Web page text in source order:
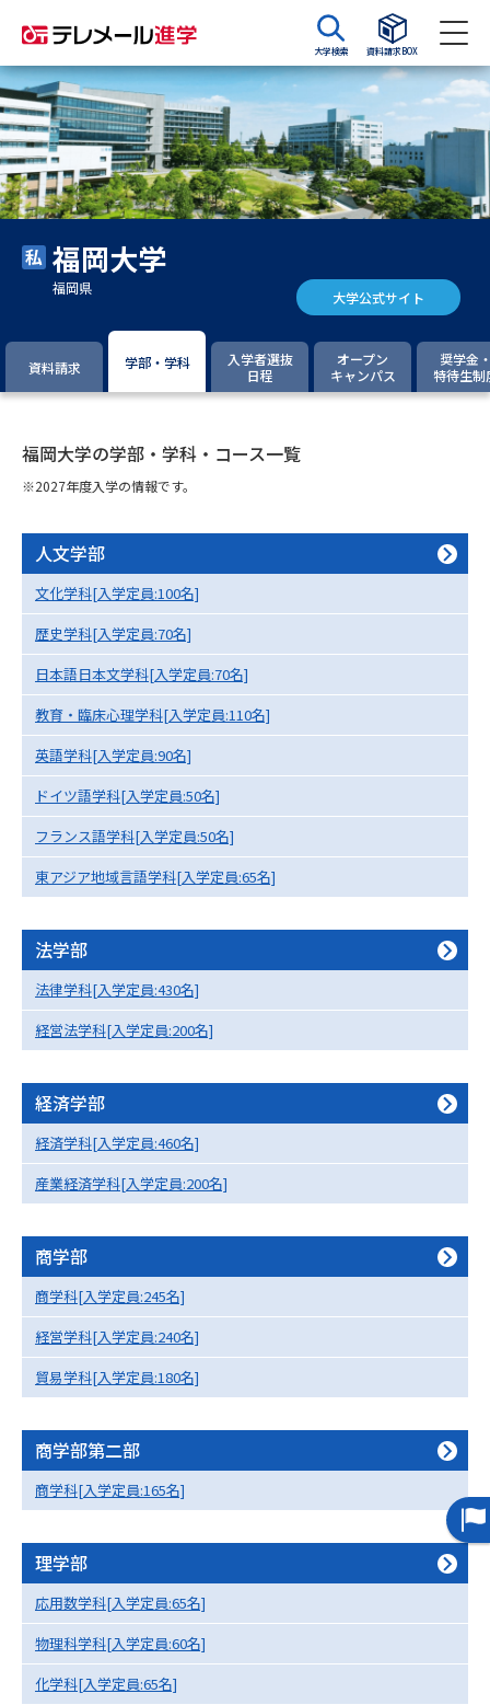
大学検索 資料請求BOX
資料請求 資料検索
大学・短大の資料種類から請求
大学パンフ
大学入学共通テスト利用選抜の
過去問題集
専門学校の資料請求
留学・進学関連、塾・予備校
大学入学共通テスト「受験案
大学入学共通テスト「受験上の
配慮案内」の請求
高等学校卒業程度認定試験
幼稚園教員資格認定試験
高等学校（情報）教員資格認定
試験
大学研究 大学検索
新増設大学・学部・学科特集
国際・グローバルに強い大学特
集
データサイエンス特集
デジタルパンフレット 進路の３択
新学年スタート号特集ページ
（高3生用）
SELFBRAND特集ページ
オープンキャンパスなどを調べる
オープンキャンパス検索 実施プログラムから探す
来場型・Web型イベント特集
受験準備 資料検索
志望校・出願校を調べる
併願校選び
先輩が入学を決めた理由
福岡大学
福岡県 大学公式サイト
資料請求 学部・学科
入学者選抜
日程
オープン
キャンパス
奨学金
特待生制
福岡大学の学部・学科・コース一覧
※2027年度入学の情報です。
人文学部
文化学科[入学定員:100名]
歴史学科[入学定員:70名]
日本語日本文学科[入学定員:70名]
教育・臨床心理学科[入学定員:110名]
英語学科[入学定員:90名]
ドイツ語学科[入学定員:50名]
フランス語学科[入学定員:50名]
東アジア地域言語学科[入学定員:65名]
法学部
法律学科[入学定員:430名]
経営法学科[入学定員:200名]
経済学部
経済学科[入学定員:460名]
産業経済学科[入学定員:200名]
商学部
商学科[入学定員:245名]
経営学科[入学定員:240名]
貿易学科[入学定員:180名]
商学部第二部
商学科[入学定員:165名]
理学部
応用数学科[入学定員:65名]
物理科学科[入学定員:60名]
化学科[入学定員:65名]